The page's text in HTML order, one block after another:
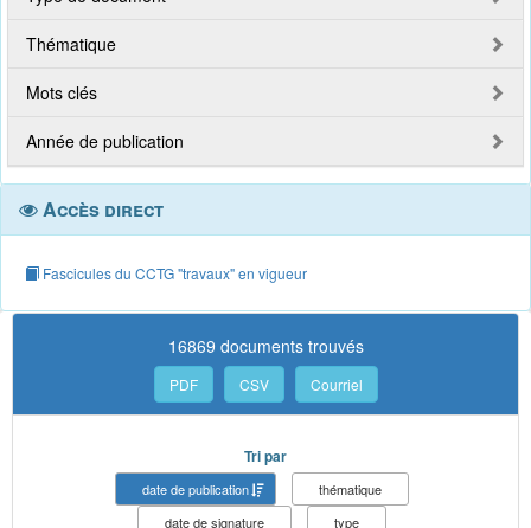
Thématique
Mots clés
Année de publication
Accès direct
Fascicules du CCTG "travaux" en vigueur
16869 documents trouvés
PDF CSV Courriel
Tri par
date de publication
thématique
date de signature
type